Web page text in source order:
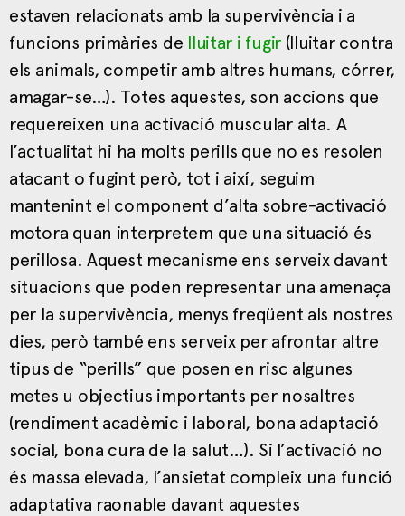
estaven relacionats amb la supervivència i a
funcions primàries de lluitar i fugir (lluitar contra
els animals, competir amb altres humans, córrer,
amagar-se…). Totes aquestes, son accions que
requereixen una activació muscular alta. A
l’actualitat hi ha molts perills que no es resolen
atacant o fugint però, tot i així, seguim
mantenint el component d’alta sobre-activació
motora quan interpretem que una situació és
perillosa. Aquest mecanisme ens serveix davant
situacions que poden representar una amenaça
per la supervivència, menys freqüent als nostres
dies, però també ens serveix per afrontar altre
tipus de “perills” que posen en risc algunes
metes u objectius importants per nosaltres
(rendiment acadèmic i laboral, bona adaptació
social, bona cura de la salut…). Si l’activació no
és massa elevada, l’ansietat compleix una funció
adaptativa raonable davant aquestes